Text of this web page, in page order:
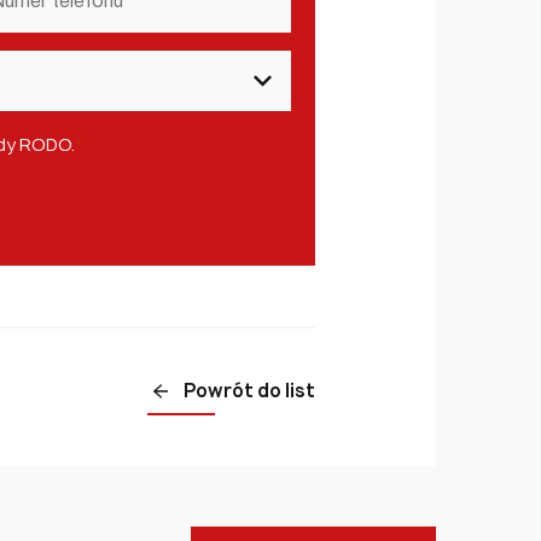
*
RODO.
Powrót do list